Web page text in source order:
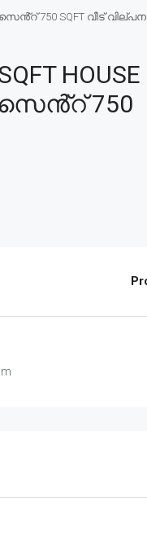
5 സെൻ്റ് 750 SQFT വീട്
HOUSE
സെൻ്റ് 750